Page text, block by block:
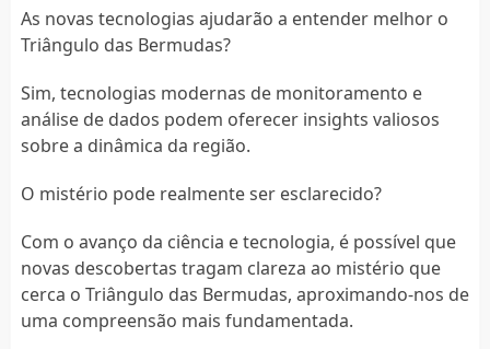
As novas tecnologias ajudarão a entender melhor o
Triângulo das Bermudas?
Sim, tecnologias modernas de monitoramento e
análise de dados podem oferecer insights valiosos
sobre a dinâmica da região.
O mistério pode realmente ser esclarecido?
Com o avanço da ciência e tecnologia, é possível que
novas descobertas tragam clareza ao mistério que
cerca o Triângulo das Bermudas, aproximando-nos de
uma compreensão mais fundamentada.